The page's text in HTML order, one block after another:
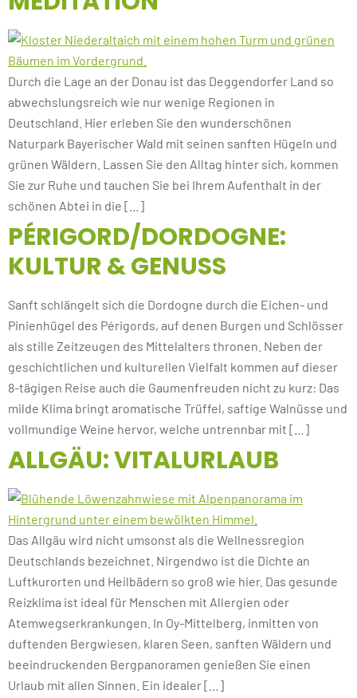
Durch die Lage an der Donau ist das Deggendorfer Land so
abwechslungsreich wie nur wenige Regionen in
Deutschland. Hier erleben Sie den wunderschönen
Naturpark Bayerischer Wald mit seinen sanften Hügeln und
grünen Wäldern. Lassen Sie den Alltag hinter sich, kommen
Sie zur Ruhe und tauchen Sie bei Ihrem Aufenthalt in der
schönen Abtei in die […]
PÉRIGORD/DORDOGNE:
KULTUR & GENUSS
Sanft schlängelt sich die Dordogne durch die Eichen- und
Pinienhügel des Périgords, auf denen Burgen und Schlösser
als stille Zeitzeugen des Mittelalters thronen. Neben der
geschichtlichen und kulturellen Vielfalt kommen auf dieser
8-tägigen Reise auch die Gaumenfreuden nicht zu kurz: Das
milde Klima bringt aromatische Trüffel, saftige Walnüsse und
vollmundige Weine hervor, welche untrennbar mit […]
ALLGÄU: VITALURLAUB
Das Allgäu wird nicht umsonst als die Wellnessregion
Deutschlands bezeichnet. Nirgendwo ist die Dichte an
Luftkurorten und Heilbädern so groß wie hier. Das gesunde
Reizklima ist ideal für Menschen mit Allergien oder
Atemwegserkrankungen. In Oy-Mittelberg, inmitten von
duftenden Bergwiesen, klaren Seen, sanften Wäldern und
beeindruckenden Bergpanoramen genießen Sie einen
Urlaub mit allen Sinnen. Ein idealer […]